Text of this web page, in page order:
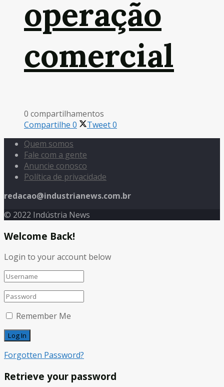
operação
comercial
0 compartilhamentos
Compartilhe 0 Tweet0
Quem somos
Fale com a gente
Anuncie conosco
Política de privacidade
redacao@industrianews.com.br
© 2022 Indústria News
Welcome Back!
Login to your account below
Remember Me
Forgotten Password?
Retrieve your password